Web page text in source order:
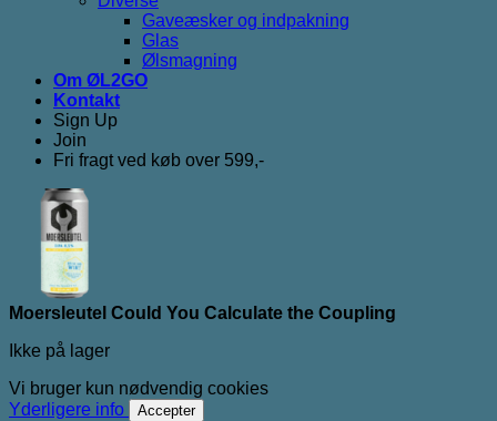
Gaveæsker og indpakning
Glas
Ølsmagning
Om ØL2GO
Kontakt
Sign Up
Join
Fri fragt ved køb over 599,-
Moersleutel Could You Calculate the Coupling
Ikke på lager
Vi bruger kun nødvendig cookies
Yderligere info
Accepter